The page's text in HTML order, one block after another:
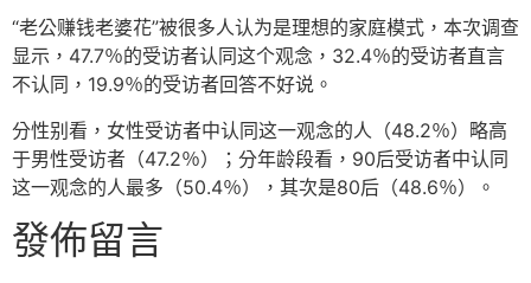
“老公赚钱老婆花”被很多人认为是理想的家庭模式，本次调查
显示，47.7％的受访者认同这个观念，32.4％的受访者直言
不认同，19.9％的受访者回答不好说。
分性别看，女性受访者中认同这一观念的人（48.2％）略高
于男性受访者（47.2％）；分年龄段看，90后受访者中认同
这一观念的人最多（50.4％），其次是80后（48.6％）。
發佈留言